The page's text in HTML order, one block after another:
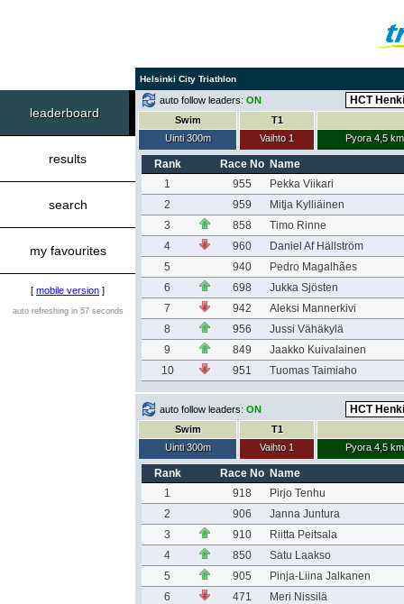
Helsinki City Triathlon
leaderboard
results
search
my favourites
[ mobile version ]
auto refreshing in 57 seconds
auto follow leaders: ON
Swim
Uinti 300m
T1
Vaihto 1
Pyora 4,5 km
Rank Race No Name
1
955
Pekka Viikari
2
959
Mitja Kylliäinen
3
858
Timo Rinne
4
960
Daniel Af Hällström
5
940
Pedro Magalhães
6
698
Jukka Sjösten
7
942
Aleksi Mannerkivi
8
956
Jussi Vähäkylä
9
849
Jaakko Kuivalainen
10
951 Tuomas Taimiaho
auto follow leaders: ON
Swim
Uinti 300m
T1
Vaihto 1
Pyora 4,5 km
Rank Race No Name
1
918
Pirjo Tenhu
2
906
Janna Juntura
3
910
Riitta Peitsala
4
850
Satu Laakso
5
905
Pinja-Liina Jalkanen
6
471
Meri Nissilä